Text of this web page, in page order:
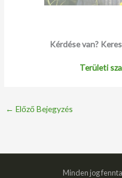
Kérdése van?
Területi
← Előző Bejegyzés
Minden jog